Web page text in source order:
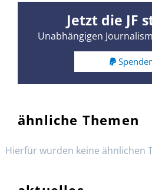
Jetzt die JF
Unabhängigen
ähnliche Themen
Hierfür wurden keine ähnlichen